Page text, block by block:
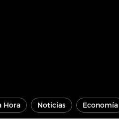
Hora Noticias Economía